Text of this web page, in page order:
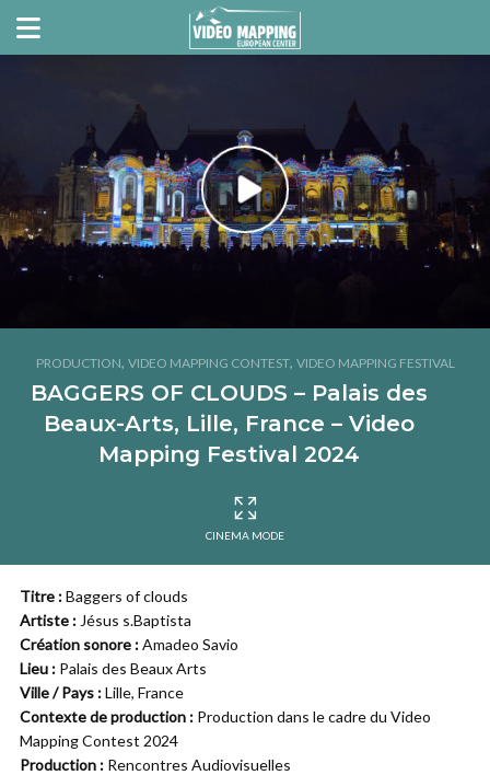
PRODUCTION, VIDEO MAPPING CONTEST, VIDEO MAPPING FESTIVAL
BAGGERS OF CLOUDS – Palais des
Beaux-Arts, Lille, France – Video
Mapping Festival 2024
CINEMA MODE
Titre :Baggers of clouds
Artiste : Jésus s.Baptista
Création sonore :Amadeo Savio
Lieu : Palais des Beaux Arts
Ville / Pays :Lille, France
Contexte de production : Production dans le cadre du Video
Mapping Contest 2024
Production : Rencontres Audiovisuelles